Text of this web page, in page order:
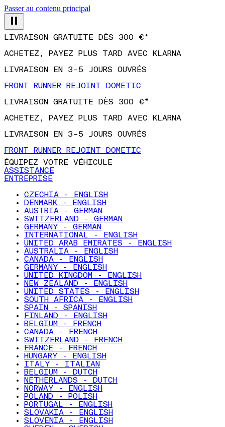
Passer au contenu principal
LIVRAISON GRATUITE DÈS 300 €*
ACHETEZ, PAYEZ PLUS TARD AVEC KLARNA
LIVRAISON EN 3–5 JOURS OUVRÉS
FRONT RUNNER REJOINT DOMETIC
LIVRAISON GRATUITE DÈS 300 €*
ACHETEZ, PAYEZ PLUS TARD AVEC KLARNA
LIVRAISON EN 3–5 JOURS OUVRÉS
FRONT RUNNER REJOINT DOMETIC
ÉQUIPEZ VOTRE VÉHICULE
ASSISTANCE
ENTREPRISE
CZECHIA - ENGLISH
DENMARK - ENGLISH
AUSTRIA - GERMAN
SWITZERLAND - GERMAN
GERMANY - GERMAN
INTERNATIONAL - ENGLISH
UNITED ARAB EMIRATES - ENGLISH
AUSTRALIA - ENGLISH
CANADA - ENGLISH
GERMANY - ENGLISH
UNITED KINGDOM - ENGLISH
NEW ZEALAND - ENGLISH
UNITED STATES - ENGLISH
SOUTH AFRICA - ENGLISH
SPAIN - SPANISH
FINLAND - ENGLISH
BELGIUM - FRENCH
CANADA - FRENCH
SWITZERLAND - FRENCH
FRANCE - FRENCH
HUNGARY - ENGLISH
ITALY - ITALIAN
BELGIUM - DUTCH
NETHERLANDS - DUTCH
NORWAY - ENGLISH
POLAND - POLISH
PORTUGAL - ENGLISH
SLOVAKIA - ENGLISH
SLOVENIA - ENGLISH